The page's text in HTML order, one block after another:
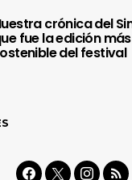
crónica del
fue la edición
del festival